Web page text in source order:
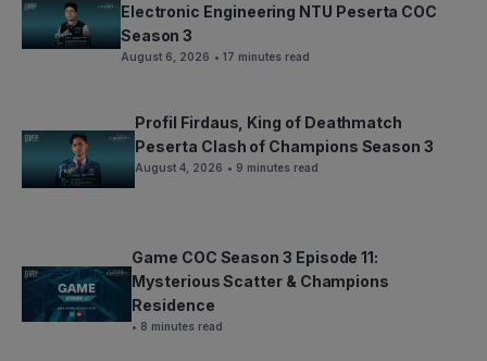
Electronic Engineering NTU Peserta COC
Season 3
August 6, 2026 • 17 minutes read
Profil Firdaus, King of Deathmatch
Peserta Clash of Champions Season 3
August 4, 2026 • 9 minutes read
Game COC Season 3 Episode 11:
Mysterious Scatter & Champions
Residence
• 8 minutes read